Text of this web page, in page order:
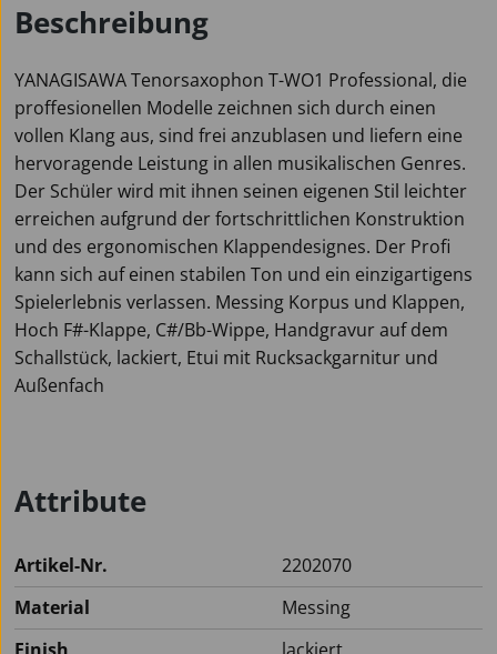
Beschreibung
YANAGISAWA Tenorsaxophon T-WO1 Professional, die
proffesionellen Modelle zeichnen sich durch einen
vollen Klang aus, sind frei anzublasen und liefern eine
hervoragende Leistung in allen musikalischen Genres.
Der Schüler wird mit ihnen seinen eigenen Stil leichter
erreichen aufgrund der fortschrittlichen Konstruktion
und des ergonomischen Klappendesignes. Der Profi
kann sich auf einen stabilen Ton und ein einzigartigens
Spielerlebnis verlassen. Messing Korpus und Klappen,
Hoch F#-Klappe, C#/Bb-Wippe, Handgravur auf dem
Schallstück, lackiert, Etui mit Rucksackgarnitur und
Außenfach
Attribute
Artikel-Nr.
2202070
Material
Messing